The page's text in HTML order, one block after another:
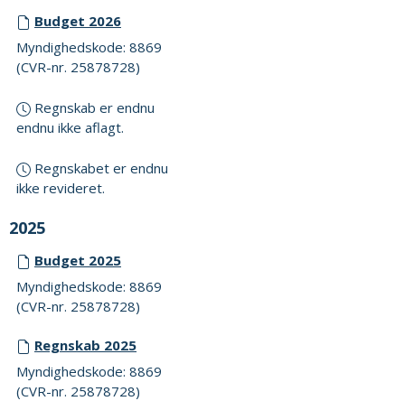
Budget 2026
Myndighedskode: 8869
(CVR-nr. 25878728)
Regnskab er endnu
endnu ikke aflagt.
Regnskabet er endnu
ikke revideret.
2025
Budget 2025
Myndighedskode: 8869
(CVR-nr. 25878728)
Regnskab 2025
Myndighedskode: 8869
(CVR-nr. 25878728)